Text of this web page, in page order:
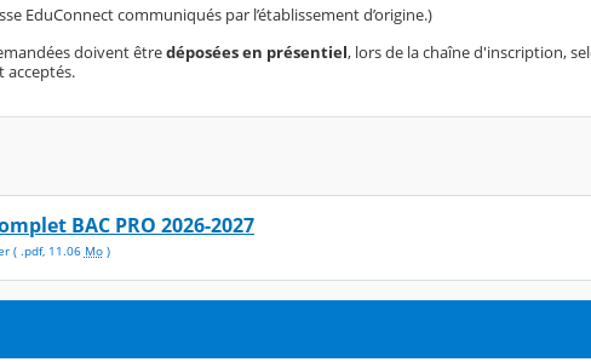
EduConnect communiqués par l’établissement d’origine.)
doivent êtredéposées en présentiel, lors de la chaîne d'inscription,
acceptés.
BAC PRO 2026-2027
( .pdf, 11.06 Mo)